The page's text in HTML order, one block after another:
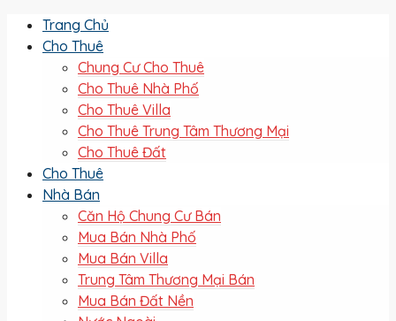
Trang Chủ
Cho Thuê
Chung Cư Cho Thuê
Cho Thuê Nhà Phố
Cho Thuê Villa
Cho Thuê Trung Tâm Thương Mại
Cho Thuê Đất
Cho Thuê
Nhà Bán
Căn Hộ Chung Cư Bán
Mua Bán Nhà Phố
Mua Bán Villa
Trung Tâm Thương Mại Bán
Mua Bán Đất Nền